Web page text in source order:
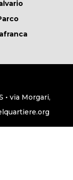
• via Morgari,